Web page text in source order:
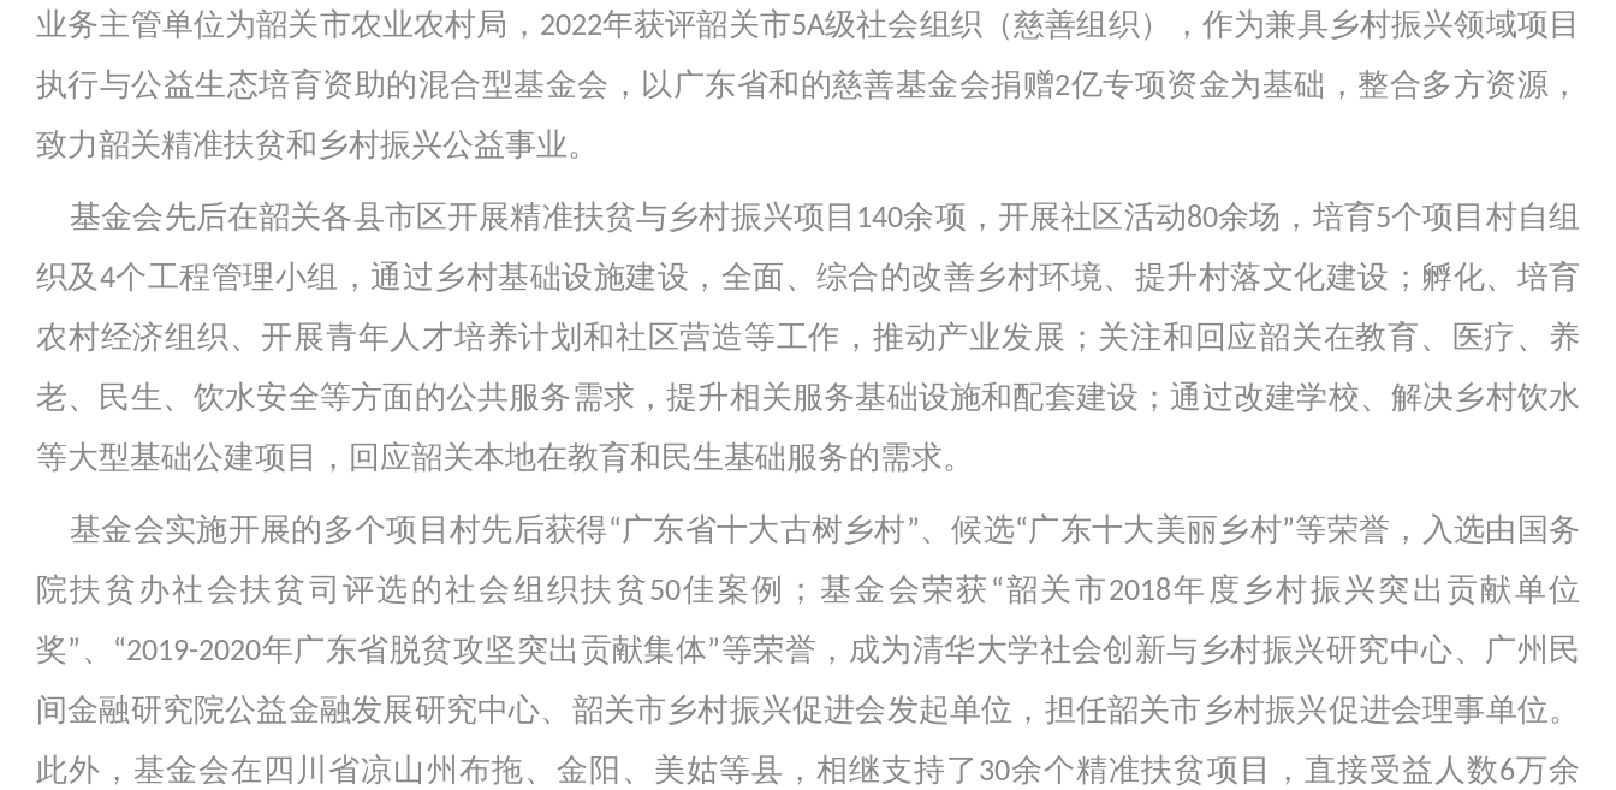
业务主管单位为韶关市农业农村局，2022年获评韶关市5A级社会组织（慈善组织），作为兼具乡村振兴领域项目
执行与公益生态培育资助的混合型基金会，以广东省和的慈善基金会捐赠2亿专项资金为基础，整合多方资源，
致力韶关精准扶贫和乡村振兴公益事业。
基金会先后在韶关各县市区开展精准扶贫与乡村振兴项目140余项，开展社区活动80余场，培育5个项目村自组
织及4个工程管理小组，通过乡村基础设施建设，全面、综合的改善乡村环境、提升村落文化建设；孵化、培育
农村经济组织、开展青年人才培养计划和社区营造等工作，推动产业发展；关注和回应韶关在教育、医疗、养
老、民生、饮水安全等方面的公共服务需求，提升相关服务基础设施和配套建设；通过改建学校、解决乡村饮水
等大型基础公建项目，回应韶关本地在教育和民生基础服务的需求。
基金会实施开展的多个项目村先后获得“广东省十大古树乡村”、候选“广东十大美丽乡村”等荣誉，入选由国务
院扶贫办社会扶贫司评选的社会组织扶贫50佳案例；基金会荣获“韶关市2018年度乡村振兴突出贡献单位
奖”、“2019-2020年广东省脱贫攻坚突出贡献集体”等荣誉，成为清华大学社会创新与乡村振兴研究中心、广州民
间金融研究院公益金融发展研究中心、韶关市乡村振兴促进会发起单位，担任韶关市乡村振兴促进会理事单位。
此外，基金会在四川省凉山州布拖、金阳、美姑等县，相继支持了30余个精准扶贫项目，直接受益人数6万余